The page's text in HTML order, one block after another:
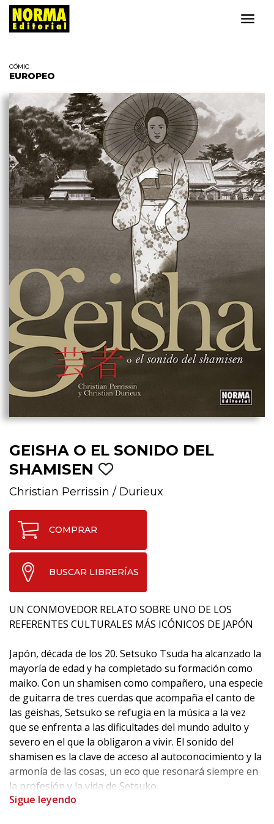
CÓMIC
EUROPEO
GEISHA O EL SONIDO DEL
SHAMISEN
Christian Perrissin / Durieux
COMPRAR
BUSCAR LIBRERÍAS
UN CONMOVEDOR RELATO SOBRE UNO DE LOS
REFERENTES CULTURALES MÁS ICÓNICOS DE JAPÓN
Japón, década de los 20. Setsuko Tsuda ha alcanzado la
mayoría de edad y ha completado su formación como
maiko. Con un shamisen como compañero, una especie
de guitarra de tres cuerdas que acompaña el canto de
las geishas, Setsuko se refugia en la música a la vez
que se enfrenta a las dificultades del mundo adulto y
severo en el que la obligaron a vivir. El sonido del
shamisen es la clave de acceso al autoconocimiento y la
armonía de las cosas, un eco que resonará siempre en
la profesión y la vida de Setsuko.
Sigue leyendo